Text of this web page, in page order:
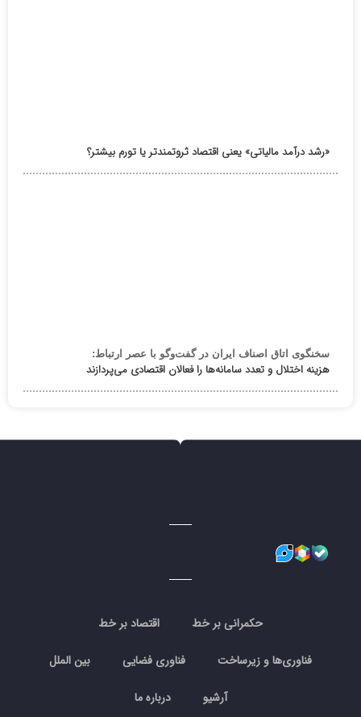
«رشد درآمد مالیاتی» یعنی اقتصاد ثروتمندتر یا تورم بیشتر؟
سخنگوی اتاق اصناف ایران در گفت‌وگو با عصر ارتباط:
هزینه اختلال و تعدد سامانه‌ها را فعالان اقتصادی می‌پردازند
حکمرانی بر خط اقتصاد بر خط
فناوری‌ها و زیرساخت فناوری فضایی بین الملل
آرشیو درباره ما